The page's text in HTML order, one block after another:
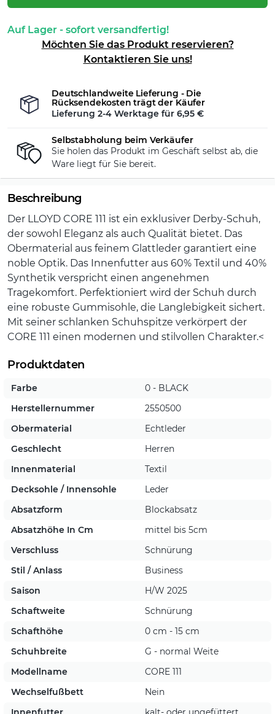
Auf Lager - sofort versandfertig!
Möchten Sie das Produkt reservieren?
Kontaktieren Sie uns!
Deutschlandweite Lieferung - Die
Rücksendekosten trägt der Käufer
Lieferung 2-4 Werktage für 6,95 €
Selbstabholung beim Verkäufer
Sie holen das Produkt im Geschäft selbst ab, die
Ware liegt für Sie bereit.
Beschreibung
Der LLOYD CORE 111 ist ein exklusiver Derby-Schuh,
der sowohl Eleganz als auch Qualität bietet. Das
Obermaterial aus feinem Glattleder garantiert eine
noble Optik. Das Innenfutter aus 60% Textil und 40%
Synthetik verspricht einen angenehmen
Tragekomfort. Perfektioniert wird der Schuh durch
eine robuste Gummisohle, die Langlebigkeit sichert.
Mit seiner schlanken Schuhspitze verkörpert der
CORE 111 einen modernen und stilvollen Charakter.<
Produktdaten
Farbe
0 - BLACK
Herstellernummer
2550500
Obermaterial
Echtleder
Geschlecht
Herren
Innenmaterial
Textil
Decksohle / Innensohle
Leder
Absatzform
Blockabsatz
Absatzhöhe In Cm
mittel bis 5cm
Verschluss
Schnürung
Stil / Anlass
Business
Saison
H/W 2025
Schaftweite
Schnürung
Schafthöhe
0 cm - 15 cm
Schuhbreite
G - normal Weite
Modellname
CORE 111
Wechselfußbett
Nein